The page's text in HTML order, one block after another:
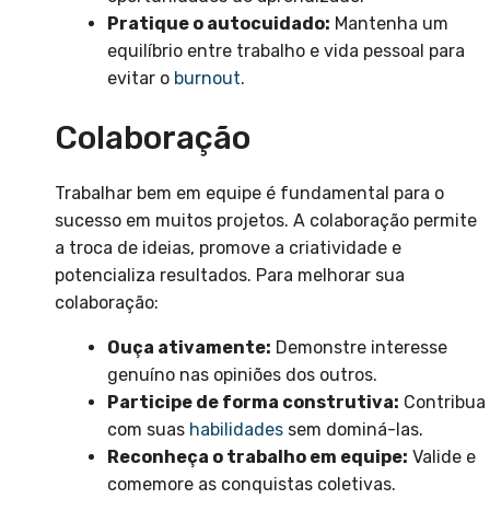
Pratique o autocuidado: Mantenha um
equilíbrio entre trabalho e vida pessoal para
evitar o burnout.
Colaboração
Trabalhar bem em equipe é fundamental para o
sucesso em muitos projetos. A colaboração permite
a troca de ideias, promove a criatividade e
potencializa resultados. Para melhorar sua
colaboração:
Ouça ativamente: Demonstre interesse
genuíno nas opiniões dos outros.
Participe de forma construtiva: Contribua
com suas habilidades sem dominá-las.
Reconheça o trabalho em equipe: Valide e
comemore as conquistas coletivas.